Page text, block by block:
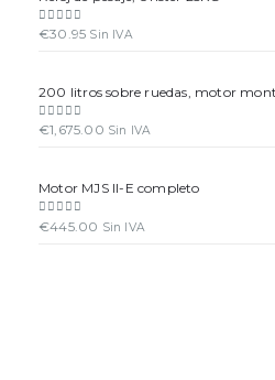
0out of 5
€30.95 Sin IVA
200 litros sobre ruedas, motor
0out of 5
€1,675.00 Sin IVA
Motor MJS II-E completo
0out of 5
€445.00 Sin IVA